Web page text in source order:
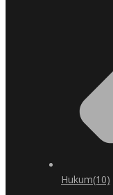
Hukum(10)